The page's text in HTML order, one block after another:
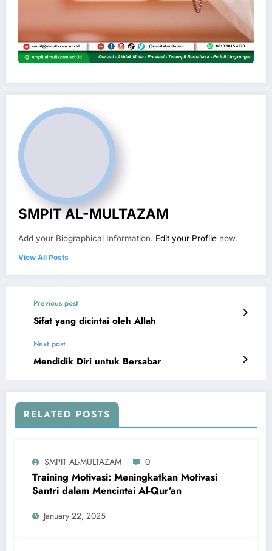
SMPIT AL-MULTAZAM
Add your Biographical Information. Edit your Profile now.
View All Posts
Previous post
Sifat yang dicintai oleh Allah
Next post
Mendidik Diri untuk Bersabar
RELATED POSTS
SMPIT AL-MULTAZAM 0
Training Motivasi: Meningkatkan Motivasi
Santri dalam Mencintai Al-Qur’an
January 22, 2025